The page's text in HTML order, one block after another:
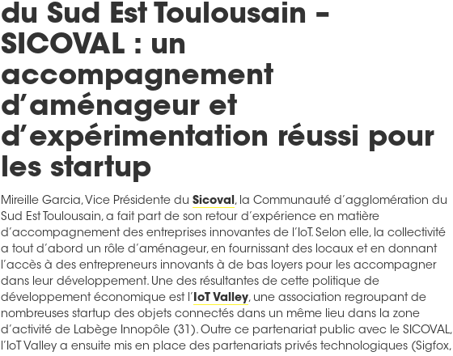
du Sud Est Toulousain –
SICOVAL : un
accompagnement
d’aménageur et
d’expérimentation réussi pour
les startup
Mireille Garcia, Vice Présidente du Sicoval , la Communauté d’agglomération du
Sud Est Toulousain, a fait part de son retour d’expérience en matière
d’accompagnement des entreprises innovantes de l’IoT. Selon elle, la collectivité
a tout d’abord un rôle d’aménageur, en fournissant des locaux et en donnant
l’accès à des entrepreneurs innovants à de bas loyers pour les accompagner
dans leur développement. Une des résultantes de cette politique de
développement économique est l’ IoT Valley, une association regroupant de
nombreuses startup des objets connectés dans un même lieu dans la zone
d’activité de Labège Innopôle (31). Outre ce partenariat public avec le SICOVAL,
l’IoT Valley a ensuite mis en place des partenariats privés technologiques (Sigfox,